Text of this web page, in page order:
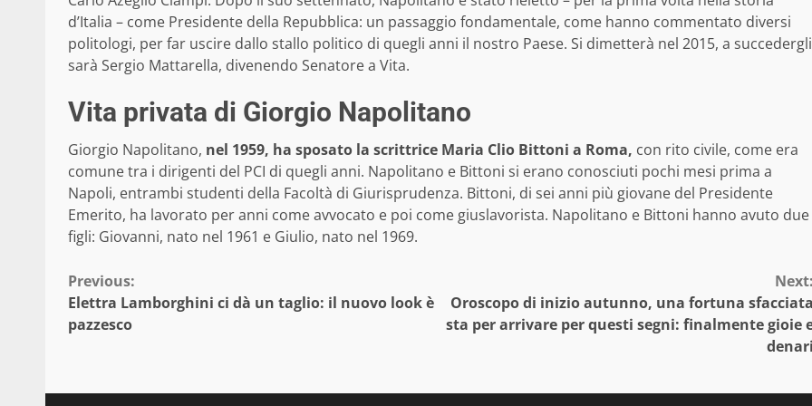
d’Italia – come Presidente della Repubblica: un passaggio fondamentale, come hanno commentato diversi
politologi, per far uscire dallo stallo politico di quegli anni il nostro Paese. Si dimetterà nel 2015, a succedergli
sarà Sergio Mattarella, divenendo Senatore a Vita.
Vita privata di Giorgio Napolitano
Giorgio Napolitano, nel 1959, ha sposato la scrittrice Maria Clio Bittoni a Roma, con rito civile, come era
comune tra i dirigenti del PCI di quegli anni. Napolitano e Bittoni si erano conosciuti pochi mesi prima a
Napoli, entrambi studenti della Facoltà di Giurisprudenza. Bittoni, di sei anni più giovane del Presidente
Emerito, ha lavorato per anni come avvocato e poi come giuslavorista. Napolitano e Bittoni hanno avuto due
figli: Giovanni, nato nel 1961 e Giulio, nato nel 1969.
Continue
Reading
Previous:
Elettra Lamborghini ci dà un taglio: il nuovo look è
pazzesco
Next:
Oroscopo di inizio autunno, una fortuna sfacciata
sta per arrivare per questi segni: finalmente gioie
denari